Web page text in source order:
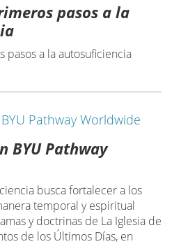
pasos a la
pasos a la autosuficiencia
BYU Pathway
busca fortalecer a los
temporal y espiritual
y doctrinas de La Iglesia de
de los Últimos Días, en